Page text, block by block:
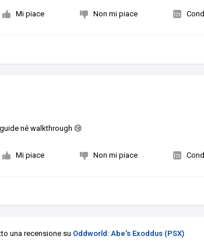
Mi piace Non mi piace
né walkthrough 😢
Mi piace Non mi piace
una recensione su Oddworld: Abe's Exoddus (PSX)